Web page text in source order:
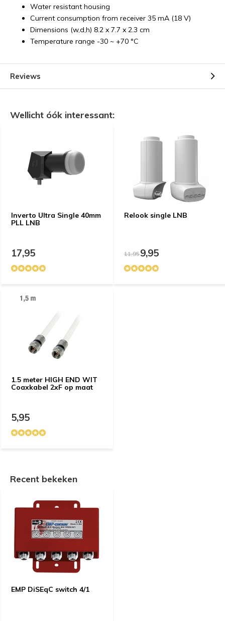
Water resistant housing
Current consumption from receiver 35 mA (18 V)
Dimensions (w,d,h) 8.2 x 7.7 x 2.3 cm
Temperature range -30 ~ +70 °C
Reviews
Wellicht óók interessant:
Inverto Ultra Single 40mm
PLL LNB
17,95
Relook single LNB
11,959,95
1.5 meter HIGH END WIT
Coaxkabel 2xF op maat
5,95
Recent bekeken
EMP DiSEqC switch 4/1